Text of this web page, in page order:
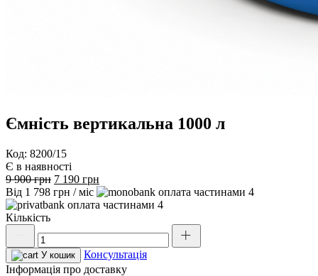
Ємність вертикальна 1000 л
Код: 8200/15
Є в наявності
9 900грн Оригінальна
ціна:
9
7 190 грн
ціна:
7
Від 1 798 грн / міс
4
4
Кількість
вертикальна
1000
л
У кошик
Консультація
Інформація про доставку